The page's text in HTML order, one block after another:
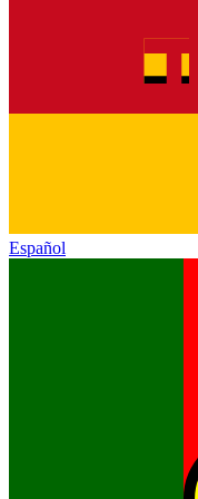
Español